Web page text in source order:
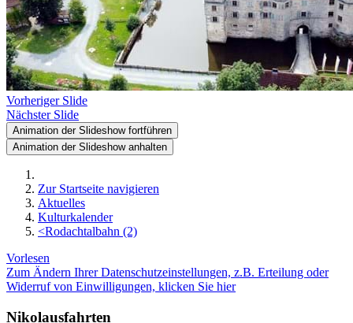
Vorheriger Slide
Nächster Slide
Animation der Slideshow fortführen
Animation der Slideshow anhalten
Zur Startseite navigieren
Aktuelles
Kulturkalender
<Rodachtalbahn (2)
Vorlesen
Zum Ändern Ihrer Datenschutzeinstellungen, z.B. Erteilung oder
Widerruf von Einwilligungen, klicken Sie hier
Nikolausfahrten